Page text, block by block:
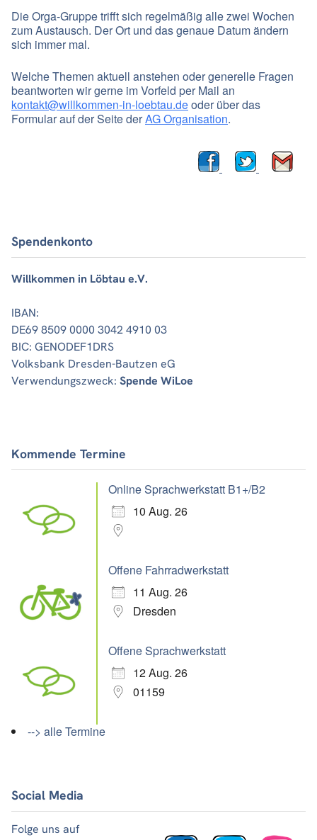
Die Orga-Gruppe trifft sich regelmäßig alle zwei Wochen
zum Austausch. Der Ort und das genaue Datum ändern
sich immer mal.
Welche Themen aktuell anstehen oder generelle Fragen
beantworten wir gerne im Vorfeld per Mail an
kontakt@willkommen-in-loebtau.deoder über das
Formular auf der Seite derAG Organisation.
Spendenkonto
Willkommen in Löbtau e.V.
IBAN:
DE69 8509 0000 3042 4910 03
BIC: GENODEF1DRS
Volksbank Dresden-Bautzen eG
Verwendungszweck: Spende WiLoe
Kommende Termine
Online Sprachwerkstatt B1+/B2
10 Aug. 26
Offene Fahrradwerkstatt
11 Aug. 26
Dresden
Offene Sprachwerkstatt
12 Aug. 26
01159
--> alle Termine
Social Media
Folge uns auf